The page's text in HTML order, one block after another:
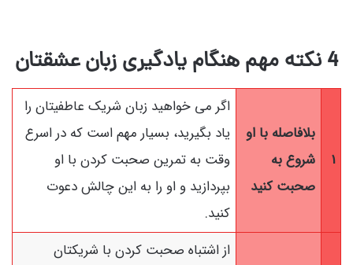
4 نکته مهم هنگام یادگیری زبان عشقتان
1
بلافاصله با او
شروع به
صحبت کنید
اگر می خواهید زبان شریک عاطفیتان را
یاد بگیرید، بسیار مهم است که در اسرع
وقت به تمرین صحبت کردن با او
بپردازید و او را به این چالش دعوت
کنید.
از اشتباه صحبت کردن با شریکتان